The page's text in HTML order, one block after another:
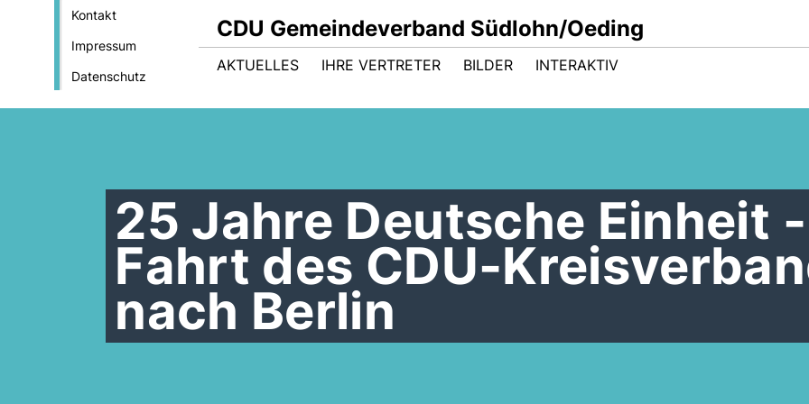
Kontakt
Impressum
Datenschutz
CDU Gemeindeverband Südlohn/Oeding
AKTUELLES IHRE VERTRETER BILDER INTERAKTIV
25 Jahre Deutsche Einheit -
Fahrt des CDU-
nach Berlin